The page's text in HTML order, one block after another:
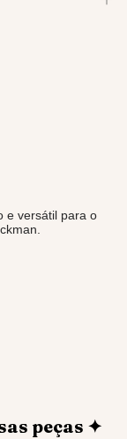
e versátil para o
peças ✦